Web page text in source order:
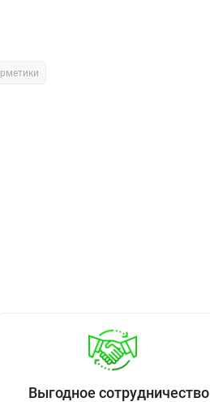
Выгодное сотрудничество